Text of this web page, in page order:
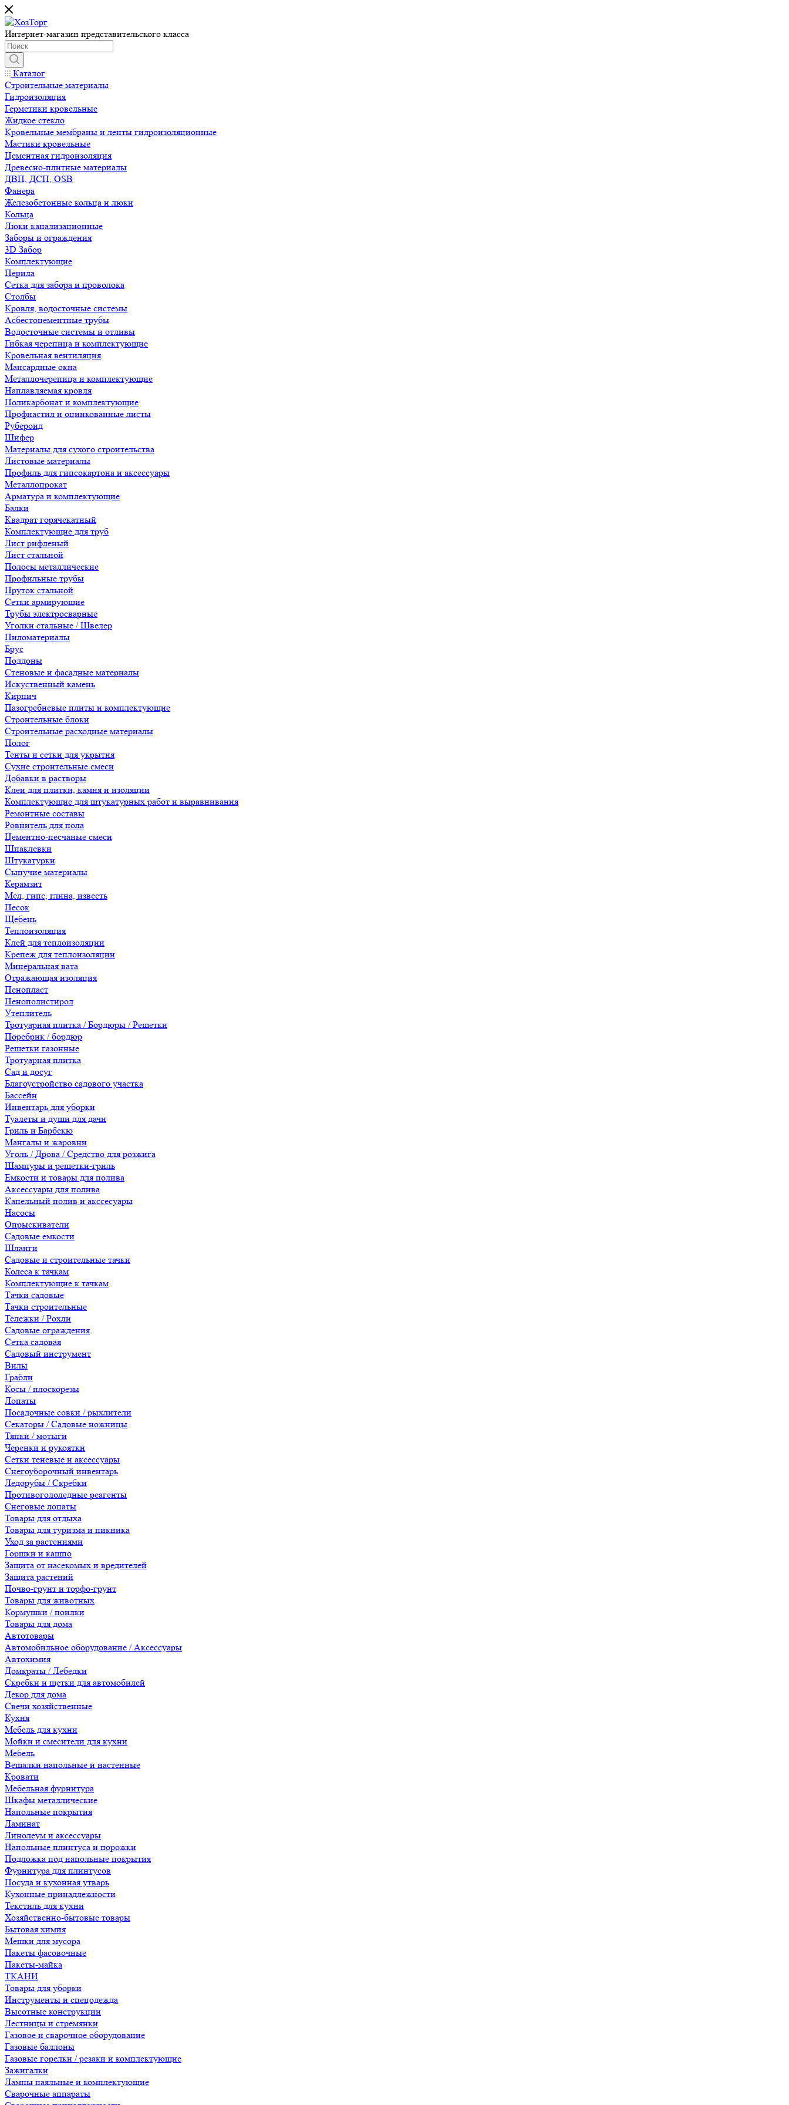
Интернет-магазин представительского класса
Каталог
Строительные материалы
Гидроизоляция
Герметики кровельные
Жидкое стекло
Кровельные мембраны и ленты гидроизоляционные
Мастики кровельные
Цементная гидроизоляция
Древесно-плитные материалы
ДВП, ДСП, OSB
Фанера
Железобетонные кольца и люки
Кольца
Люки канализационные
Заборы и ограждения
3D Забор
Комплектующие
Перила
Сетка для забора и проволока
Столбы
Кровля, водосточные системы
Асбестоцементные трубы
Водосточные системы и отливы
Гибкая черепица и комплектующие
Кровельная вентиляция
Мансардные окна
Металлочерепица и комплектующие
Наплавляемая кровля
Поликарбонат и комплектующие
Профнастил и оцинкованные листы
Рубероид
Шифер
Материалы для сухого строительства
Листовые материалы
Профиль для гипсокартона и аксессуары
Металлопрокат
Арматура и комплектующие
Балки
Квадрат горячекатный
Комплектующие для труб
Лист рифленый
Лист стальной
Полосы металлические
Профильные трубы
Пруток стальной
Сетки армирующие
Трубы электросварные
Уголки стальные / Швелер
Пиломатериалы
Брус
Поддоны
Стеновые и фасадные материалы
Искуственный камень
Кирпич
Пазогребневые плиты и комплектующие
Строительные блоки
Строительные расходные материалы
Полог
Тенты и сетки для укрытия
Сухие строительные смеси
Добавки в растворы
Клеи для плитки, камня и изоляции
Комплектующие для штукатурных работ и выравнивания
Ремонтные составы
Ровнитель для пола
Цементно-песчаные смеси
Шпаклевки
Штукатурки
Сыпучие материалы
Керамзит
Мел, гипс, глина, известь
Песок
Щебень
Теплоизоляция
Клей для теплоизоляции
Крепеж для теплоизоляции
Минеральная вата
Отражающая изоляция
Пенопласт
Пенополистирол
Утеплитель
Тротуарная плитка / Бордюры / Решетки
Поребрик / бордюр
Решетки газонные
Тротуарная плитка
Сад и досуг
Благоустройство садового участка
Бассейн
Инвентарь для уборки
Туалеты и души для дачи
Гриль и Барбекю
Мангалы и жаровни
Уголь / Дрова / Средство для розжига
Шампуры и решетки-гриль
Емкости и товары для полива
Аксессуары для полива
Капельный полив и акссесуары
Насосы
Опрыскиватели
Садовые емкости
Шланги
Садовые и строительные тачки
Колеса к тачкам
Комплектующие к тачкам
Тачки садовые
Тачки строительные
Тележки / Рохли
Садовые ограждения
Сетка садовая
Садовый инструмент
Вилы
Грабли
Косы / плоскорезы
Лопаты
Посадочные совки / рыхлители
Секаторы / Садовые ножницы
Тяпки / мотыги
Черенки и рукоятки
Сетки теневые и аксессуары
Снегоуборочный инвентарь
Ледорубы / Скребки
Противогололедные реагенты
Снеговые лопаты
Товары для отдыха
Товары для туризма и пикника
Уход за растениями
Горшки и кашпо
Защита от насекомых и вредителей
Защита растений
Почво-грунт и торфо-грунт
Товары для животных
Кормушки / поилки
Товары для дома
Автотовары
Автомобильное оборудование / Аксессуары
Автохимия
Домкраты / Лебедки
Скребки и щетки для автомобилей
Декор для дома
Свечи хозяйственные
Кухня
Мебель для кухни
Мойки и смесители для кухни
Мебель
Вешалки напольные и настенные
Кровати
Мебельная фурнитура
Шкафы металлические
Напольные покрытия
Ламинат
Линолеум и аксессуары
Напольные плинтуса и порожки
Подложка под напольные покрытия
Фурнитура для плинтусов
Посуда и кухонная утварь
Кухонные принадлежности
Текстиль для кухни
Хозяйственно-бытовые товары
Бытовая химия
Мешки для мусора
Пакеты фасовочные
Пакеты-майка
ТКАНИ
Товары для уборки
Инструменты и спецодежда
Высотные конструкции
Лестницы и стремянки
Газовое и сварочное оборудование
Газовые баллоны
Газовые горелки / резаки и комплектующие
Зажигалки
Лампы паяльные и комплектующие
Сварочные аппараты